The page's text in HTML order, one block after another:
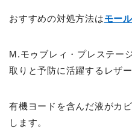
おすすめの対処方法はモー
M.モゥブレィ・プレステー
取りと予防に活躍するレザー
有機ヨードを含んだ液がカ
します。